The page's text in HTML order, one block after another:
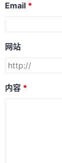
Email
网站
内容